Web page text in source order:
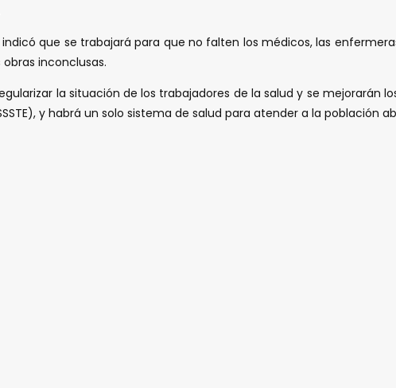
indicó que se trabajará para que no falten los médicos, las
inconclusas.
la situación de los trabajadores de la salud y se mejorarán
y habrá un solo sistema de salud para atender a la población